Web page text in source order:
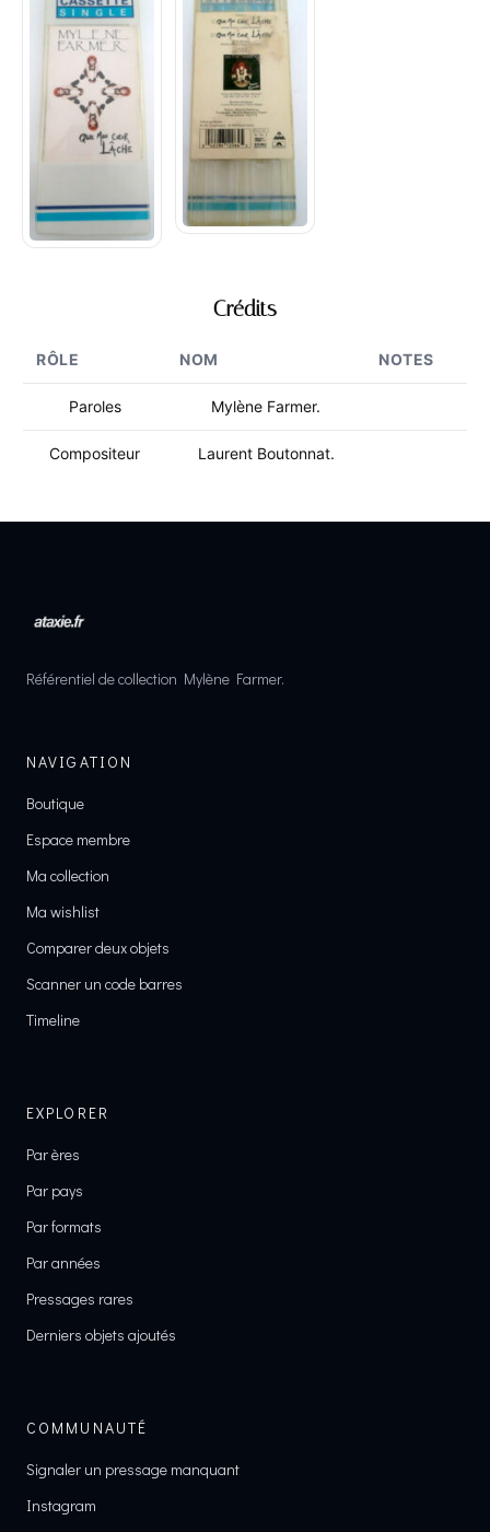
Crédits
RÔLE NOM NOTES
Paroles Mylène Farmer.
Compositeur Laurent Boutonnat.
Référentiel de collection Mylène Farmer.
NAVIGATION
Boutique
Espace membre
Ma collection
Ma wishlist
Comparer deux objets
Scanner un code barres
Timeline
EXPLORER
Par ères
Par pays
Par formats
Par années
Pressages rares
Derniers objets ajoutés
COMMUNAUTÉ
Signaler un pressage manquant
Instagram